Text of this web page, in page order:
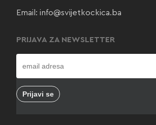
Email: info@svijetkockica.ba
PRIJAVA ZA NEWSLETTER